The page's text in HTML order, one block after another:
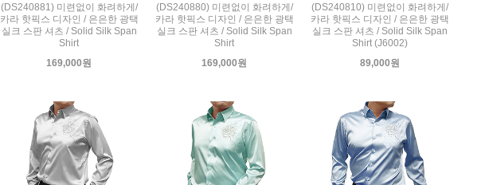
(DS240881) 미련없이 화려하게/
카라 핫픽스 디자인 / 은은한 광택
실크 스판 셔츠 / Solid Silk Span
Shirt
169,000원
(DS240880) 미련없이 화려하게/
카라 핫픽스 디자인 / 은은한 광택
실크 스판 셔츠 / Solid Silk Span
Shirt
169,000원
(DS240810) 미련없이 화려하게/
카라 핫픽스 디자인 / 은은한 광택
실크 스판 셔츠 / Solid Silk Span
Shirt (J6002)
89,000원